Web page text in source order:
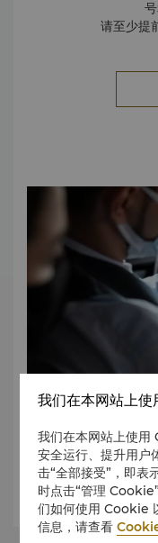
请至少提
在机场底层
我们在本网站上
我们在本网站上使
安全运行、提升用户
击“全部接受”，即
时点击“管理
们如何使用 Cookie
信息，请查看